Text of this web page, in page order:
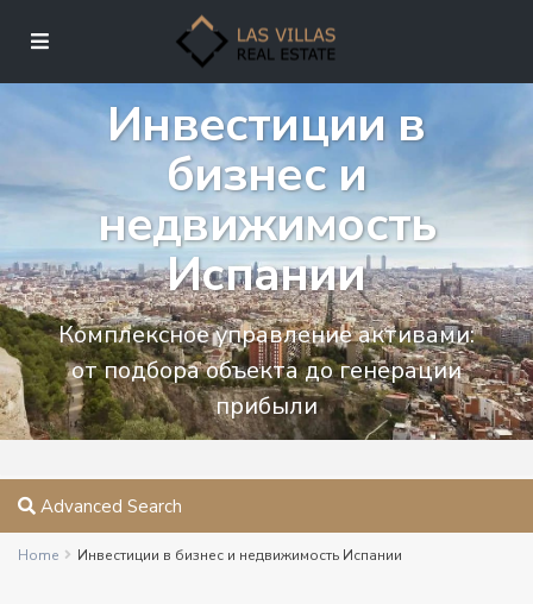
Инвестиции в
бизнес и
недвижимость
Испании
Комплексное управление активами:
от подбора объекта до генерации
прибыли
Advanced Search
Home Инвестиции в бизнес и недвижимость Испании